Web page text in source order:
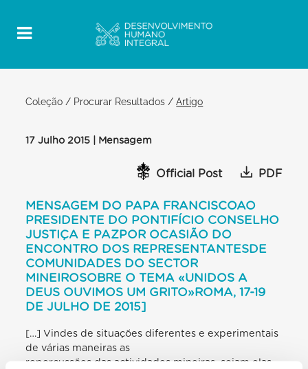
Coleção / Procurar Resultados /Artigo
17 Julho 2015 | Mensagem
Official Post PDF
MENSAGEM DO PAPA FRANCISCOAO
PRESIDENTE DO PONTIFÍCIO CONSELHO
JUSTIÇA E PAZPOR OCASIÃO DO
ENCONTRO DOS REPRESENTANTESDE
COMUNIDADES DO SECTOR
MINEIROSOBRE O TEMA «UNIDOS A
DEUS OUVIMOS UM GRITO»ROMA, 17-19
DE JULHO DE 2015]
[…] Vindes de situações diferentes e experimentais
de várias maneiras as
repercussões das actividades mineiras, sejam elas